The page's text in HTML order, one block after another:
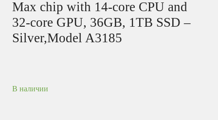
Max chip with 14‑core CPU and
32‑core GPU, 36GB, 1TB SSD –
Silver,Model A3185
В наличии